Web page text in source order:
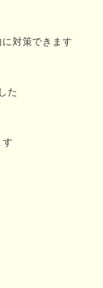
対策できます
た
す